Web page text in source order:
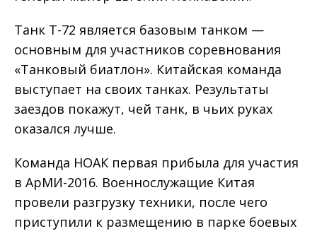
Танк Т-72 является базовым танком —
основным для участников соревнования
«Танковый биатлон». Китайская команда
выступает на своих танках. Результаты
заездов покажут, чей танк, в чьих руках
оказался лучше.
Команда НОАК первая прибыла для участия
в АрМИ-2016. Военнослужащие Китая
провели разгрузку техники, после чего
приступили к размещению в парке боевых